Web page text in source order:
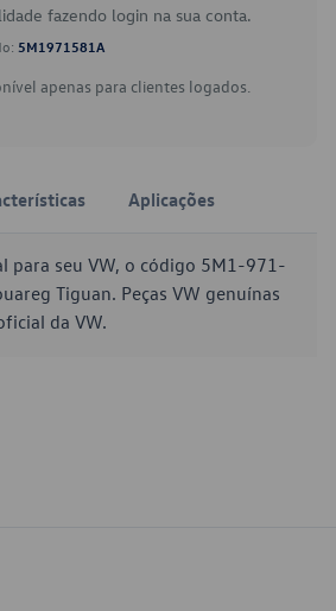
fazendo login na sua conta.
5M1971581A
apenas para clientes logados.
Aplicações
para seu VW, o código 5M1-971-
Tiguan. Peças VW genuínas
da VW.